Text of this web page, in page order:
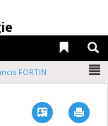
Liens
FORTIN
Vcard